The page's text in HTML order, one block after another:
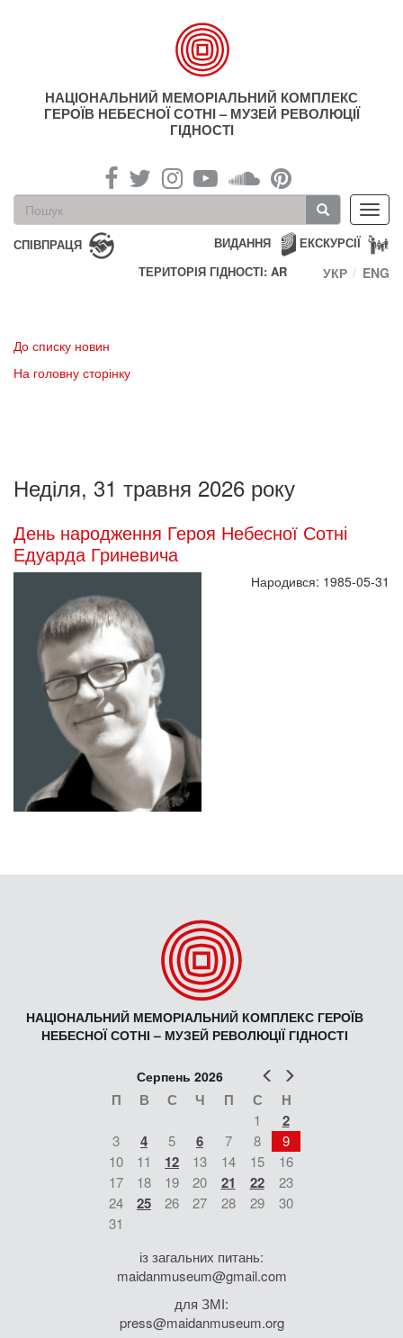
НАЦІОНАЛЬНИЙ МЕМОРІАЛЬНИЙ КОМПЛЕКС
ГЕРОЇВ НЕБЕСНОЇ СОТНІ – МУЗЕЙ РЕВОЛЮЦІЇ
ГІДНОСТІ
Пошукова
форма
Пошук
СПІВПРАЦЯ ЕКСКУРСІЇ
ВИДАННЯ
ТЕРИТОРІЯ ГІДНОСТІ: AR
УКР ENG
До списку новин
На головну сторінку
Неділя, 31 травня 2026 року
День народження Героя Небесної Сотні
Едуарда Гриневича
Народився: 1985-05-31
НАЦІОНАЛЬНИЙ МЕМОРІАЛЬНИЙ КОМПЛЕКС ГЕРОЇВ
НЕБЕСНОЇ СОТНІ – МУЗЕЙ РЕВОЛЮЦІЇ ГІДНОСТІ
Попер
Серпень 2026
П В С Ч П С Н
1 2
3 4 5 6 7 8
9
10
11 12 13 14 15
16
17
18 19 20 21 22
23
24
25 26 27 28 29
30
31
із загальних питань:
maidanmuseum@gmail.com
для ЗМІ:
press@maidanmuseum.org